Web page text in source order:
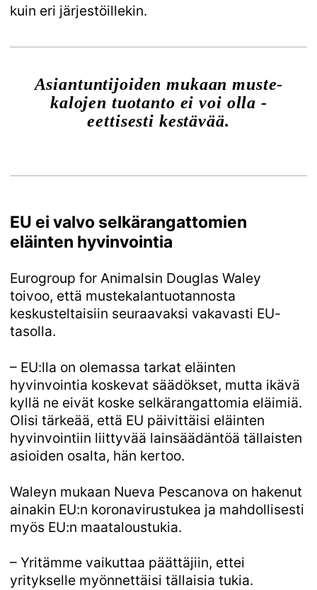
kuin eri järjestöillekin.
Asiantuntijoiden mukaan muste­
kalojen tuotanto ei voi olla ­
eettisesti kestävää.
EU ei valvo selkärangattomien
eläinten hyvinvointia
Eurogroup for Animalsin Douglas Waley
toivoo, että mustekalantuotannosta
keskusteltaisiin seuraavaksi vakavasti EU-
tasolla.
– EU:lla on olemassa tarkat eläinten
hyvinvointia koskevat säädökset, mutta ikävä
kyllä ne eivät koske selkärangattomia eläimiä.
Olisi tärkeää, että EU päivittäisi eläinten
hyvinvointiin liittyvää lainsäädäntöä tällaisten
asioiden osalta, hän kertoo.
Waleyn mukaan Nueva Pescanova on hakenut
ainakin EU:n koronavirustukea ja mahdollisesti
myös EU:n maataloustukia.
– Yritämme vaikuttaa päättäjiin, ettei
yritykselle myönnettäisi tällaisia tukia.